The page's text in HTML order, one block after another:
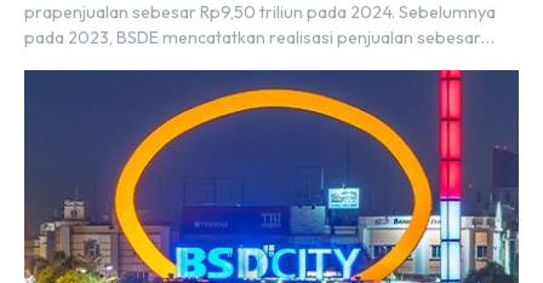
prapenjualan sebesar Rp9,50 triliun pada 2024. Sebelumnya
pada 2023, BSDE mencatatkan realisasi penjualan sebesar
Rp8,80 triliun. Menurut Direktur BSDE Hermawan Wijaya
menghadapi 2024, kondisi ekonomi global maupun nasional
dapat memengaruhi pertimbangan masyarakat untuk
membeli rumah maupun investasi di sektor […]